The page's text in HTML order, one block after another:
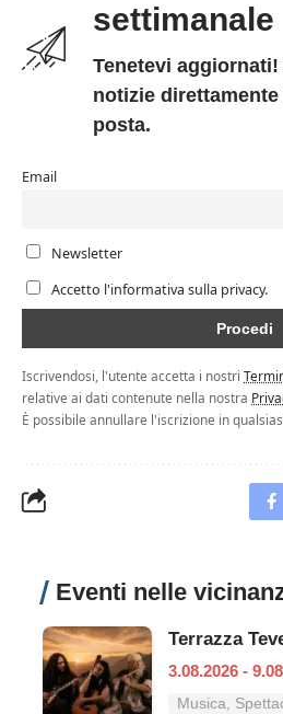
settimanale
Tenetevi
notizie
posta.
Email
Newsletter
Accetto l'informativa sulla privacy.
Iscrivendosi, l'utente accetta i nostri
relative ai dati contenute nella nostra
È possibile annullare l'iscrizione in
Eventi nelle
3.08.2026 -